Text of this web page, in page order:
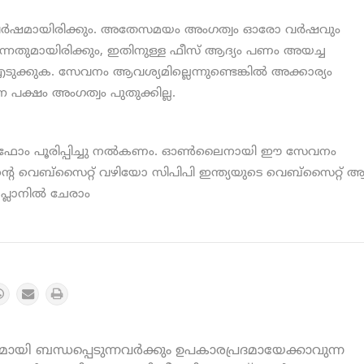
വർഷമായിരിക്കും. അതേസമയം അംഗത്വം ഓരോ വര്‍ഷവും
ഇതിനുള്ള ഫീസ് ആദ്യം പണം അയച്ച
സേവനം ആവശ്യമില്ലെന്നുണ്ടെങ്കില്‍ അക്കാര്യം
അംഗത്വം പുതുക്കില്ല.
ഫോം പൂരിപ്പിച്ചു നല്‍കണം. ഓണ്‍ലൈനായി ഈ സേവനം
വെബ്‌സൈറ്റ് വഴിയോ സിപിപി ഇന്ത്യയുടെ വെബ്‌സൈറ്റ്
ചേരാം
ബന്ധപ്പെടുന്നവർക്കും ഉപകാരപ്രദമായേക്കാവുന്ന